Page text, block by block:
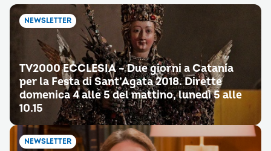
NEWSLETTER
TV2000 ECCLESIA – Due giorni a Catania
per la Festa di Sant’Agata 2018. Dirette
domenica 4 alle 5 del mattino, lunedì 5 alle
10.15
NEWSLETTER